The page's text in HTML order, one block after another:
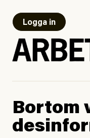
Logga in
Bortom